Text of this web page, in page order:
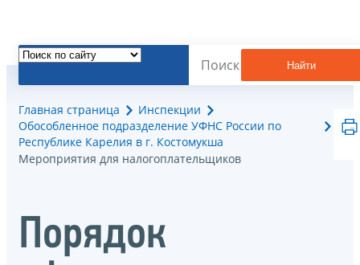
Найти
Главная страница
Инспекции
Обособленное подразделение УФНС России по
Республике Карелия в г. Костомукша
Мероприятия для налогоплательщиков
Порядок